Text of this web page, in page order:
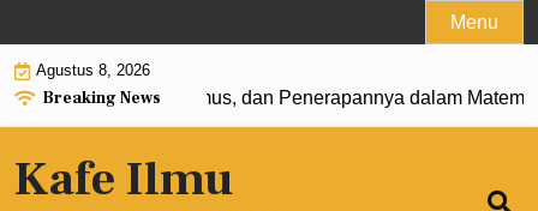
to
content
Menu
Agustus 8, 2026
Breaking News
0: Pengertian, Rumus, dan Penerapannya dalam
Kafe Ilmu